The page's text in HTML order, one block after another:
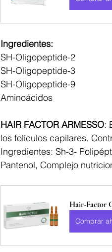
Ingredientes:
SH-Oligopeptide-2
SH-Oligopeptide-3
SH-Oligopeptide-9
Aminoácidos
HAIR FACTOR ARMESSO:
los folículos capilares.
Ingredientes: Sh-3-
Pantenol, Complejo
Hair-Factor
Comprar